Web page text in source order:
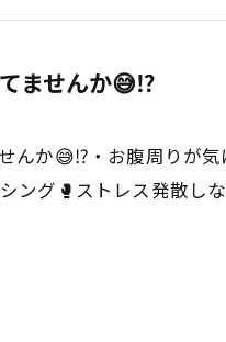
ませんか😅⁉️
んか😅⁉️・お腹周りが
ング🥊ストレス発散し